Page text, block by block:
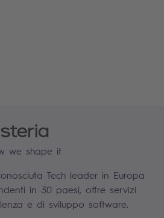
we shape it
Tech leader in Europa
in 30 paesi, offre servizi
e di sviluppo software.